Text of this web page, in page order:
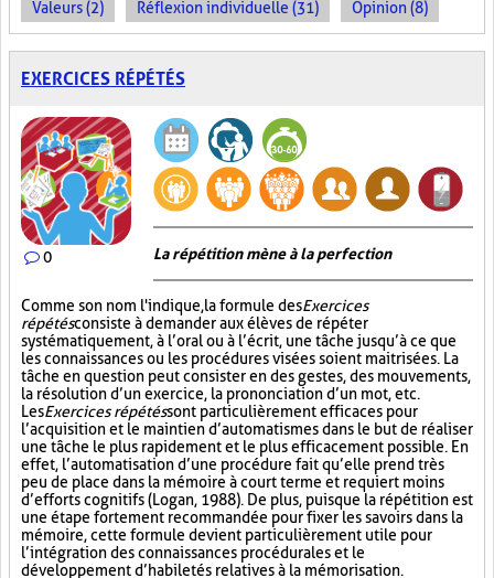
Valeurs (2) Réflexion individuelle (31) Opinion (8)
EXERCICES RÉPÉTÉS
0 La répétition mène à la perfection
Comme son nom l'indique, la formule desExercices
répétésconsiste à demander aux élèves de répéter
systématiquement, à l’oral ou à l’écrit, une tâche jusqu’à ce que
les connaissances ou les procédures visées soient maitrisées. La
tâche en question peut consister en des gestes, des mouvements,
la résolution d’un exercice, la prononciation d’un mot, etc.
LesExercices répétéssont particulièrement efficaces pour
l’acquisition et le maintien d’automatismes dans le but de réaliser
une tâche le plus rapidement et le plus efficacement possible. En
effet, l’automatisation d’une procédure fait qu’elle prend très
peu de place dans la mémoire à court terme et requiert moins
d’efforts cognitifs (Logan, 1988). De plus, puisque la répétition est
une étape fortement recommandée pour fixer les savoirs dans la
mémoire, cette formule devient particulièrement utile pour
l’intégration des connaissances procédurales et le
développement d’habiletés relatives à la mémorisation.